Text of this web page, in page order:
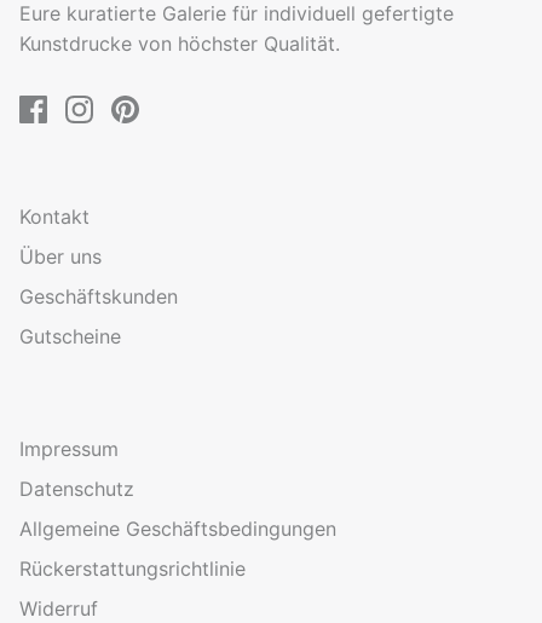
Eure kuratierte Galerie für individuell gefertigte
Kunstdrucke von höchster Qualität.
Kontakt
Über uns
Geschäftskunden
Gutscheine
Impressum
Datenschutz
Allgemeine Geschäftsbedingungen
Rückerstattungsrichtlinie
Widerruf